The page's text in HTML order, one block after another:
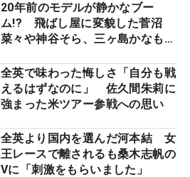
20年前のモデルが静かなブー
ム!? 飛ばし屋に変貌した菅沼
菜々や神谷そら、三ヶ島かなも使
ロたちの“飛ばしギア”】
全英で味わった悔しさ「自分も戦
えるはずなのに」 佐久間朱莉に
強まった米ツアー参戦への思い
全英より国内を選んだ河本結 女
王レースで離されるも桑木志帆の
Vに「刺激をもらいました」